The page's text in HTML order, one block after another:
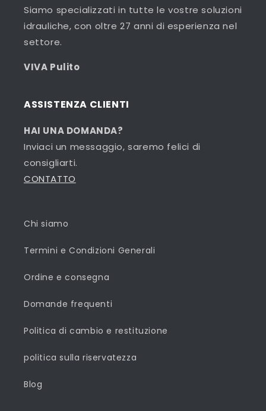
Siamo specializzati in tutte le vostre soluzioni
idrauliche, con oltre 27 anni di esperienza nel
settore.
VIVA Pulito
ASSISTENZA CLIENTI
HAI UNA DOMANDA?
Inviaci un messaggio, saremo felici di
consigliarti.
CONTATTO
Chi siamo
Termini e Condizioni Generali
Ordine e consegna
Domande frequenti
Politica di cambio e restituzione
politica sulla riservatezza
Blog